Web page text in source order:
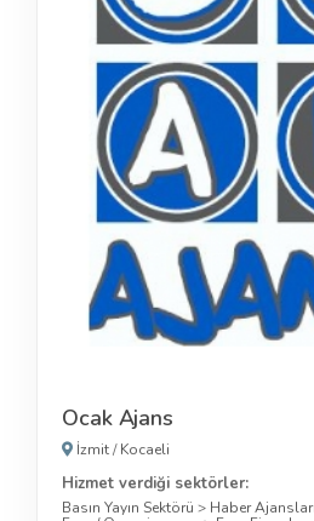
Ocak Ajans
İzmit/Kocaeli
Hizmet verdiği sektörler:
Basın Yayın Sektörü > Haber Ajansları